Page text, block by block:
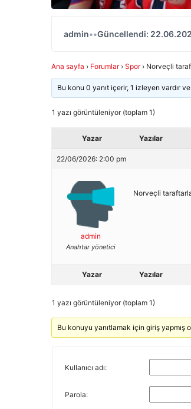
admin••Güncellendi:
Ana sayfa › Forumlar › Spor › Norveçli
Bu konu 0 yanıt içerir, 1 izleyen vardır
1 yazı görüntüleniyor (toplam 1)
Yazar Yazılar
22/06/2026: 2:00 pm
admin
Anahtar yönetici
Norveçli
Yazar Yazılar
1 yazı görüntüleniyor (toplam 1)
Bu konuyu yanıtlamak için giriş yapmış
Kullanıcı adı:
Parola: